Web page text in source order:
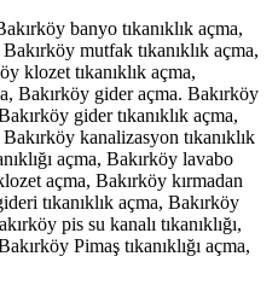
banyo tıkanıklık açma,
mutfak tıkanıklık açma,
klozet tıkanıklık açma,
Bakırköy gider açma. Bakırköy
gider tıkanıklık açma,
kanalizasyon tıkanıklık
açma, Bakırköy lavabo
açma, Bakırköy kırmadan
tıkanıklık açma, Bakırköy
pis su kanalı tıkanıklığı,
Pimaş tıkanıklığı açma,